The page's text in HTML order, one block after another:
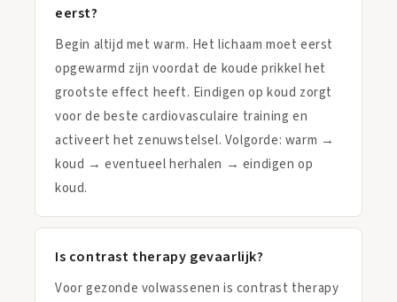
eerst?
Begin altijd met warm. Het lichaam moet eerst
opgewarmd zijn voordat de koude prikkel het
grootste effect heeft. Eindigen op koud zorgt
voor de beste cardiovasculaire training en
activeert het zenuwstelsel. Volgorde: warm →
koud → eventueel herhalen → eindigen op
koud.
Is contrast therapy gevaarlijk?
Voor gezonde volwassenen is contrast therapy